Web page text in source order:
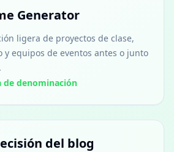
Generator
ligera de proyectos de clase,
y equipos de eventos antes o junto
denominación
del blog